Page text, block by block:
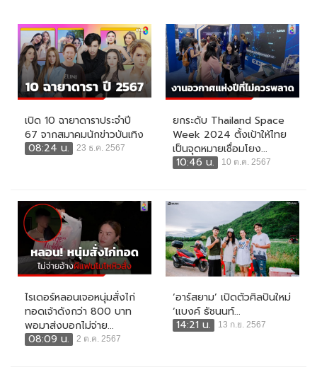
เปิด 10 ฉายาดาราประจำปี
67 จากสมาคมนักข่าวบันเทิง
08:24 น.
23 ธ.ค. 2567
ยกระดับ Thailand Space
Week 2024 ตั้งเป้าให้ไทย
เป็นจุดหมายเชื่อมโยง...
10:46 น.
10 ต.ค. 2567
ไรเดอร์หลอนเจอหนุ่มสั่งไก่
ทอดเจ้าดังกว่า 800 บาท
พอมาส่งบอกไม่จ่าย...
08:09 น.
2 ต.ค. 2567
‘อาร์สยาม’ เปิดตัวศิลปินใหม่
‘แบงค์ ธัชนนท์...
14:21 น.
13 ก.ย. 2567